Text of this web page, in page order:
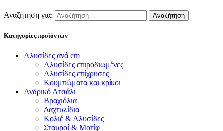
Αναζήτηση για:
Κατηγορίες προϊόντων
Αλυσίδες ανά cm
Αλυσίδες επιροδιωμένες
Αλυσίδες επίχρυσες
Κουμπώματα και κρίκοι
Ανδρικό Ατσάλι
Βραχιόλια
Δαχτυλίδια
Κολιέ & Αλυσίδες
Σταυροί & Μοτίφ